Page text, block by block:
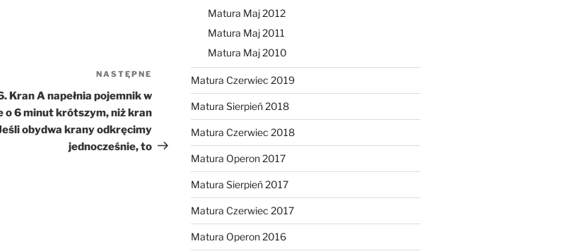
Następny
wpis
NASTĘPNE
Kran A napełnia pojemnik w
o 6 minut krótszym, niż kran
obydwa krany odkręcimy
jednocześnie, to
Matura Maj 2012
Matura Maj 2011
Matura Maj 2010
Matura Czerwiec 2019
Matura Sierpień 2018
Matura Czerwiec 2018
Matura Operon 2017
Matura Sierpień 2017
Matura Czerwiec 2017
Matura Operon 2016